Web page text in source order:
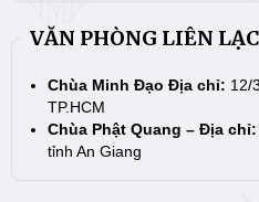
VĂN PHÒNG LIÊN LẠC
Chùa Minh Đạo Địa chỉ: 12/
TP.HCM
Chùa Phật Quang – Địa chỉ:
tỉnh An Giang